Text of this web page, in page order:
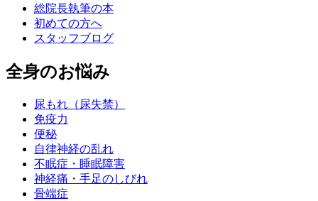
総院長執筆の本
初めての方へ
スタッフブログ
全身のお悩み
尿もれ（尿失禁）
免疫力
便秘
自律神経の乱れ
不眠症・睡眠障害
神経痛・手足のしびれ
骨端症